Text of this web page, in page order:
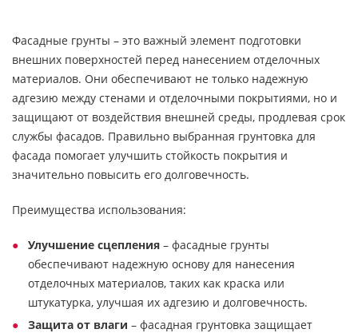
Фасадные грунты – это важный элемент подготовки
внешних поверхностей перед нанесением отделочных
материалов. Они обеспечивают не только надежную
адгезию между стенами и отделочными покрытиями, но и
защищают от воздействия внешней среды, продлевая срок
службы фасадов. Правильно выбранная грунтовка для
фасада помогает улучшить стойкость покрытия и
значительно повысить его долговечность.
Преимущества использования:
Улучшение сцепления – фасадные грунты
обеспечивают надежную основу для нанесения
отделочных материалов, таких как краска или
штукатурка, улучшая их адгезию и долговечность.
Защита от влаги – фасадная грунтовка защищает